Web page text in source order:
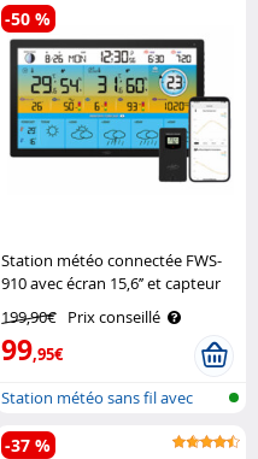
Station météo connectée FWS-
910 avec écran 15,6’’ et capteur
199,90€ Prix conseillé
99,95€
-50 %
Station météo sans fil avec
sonde e..
-37 %